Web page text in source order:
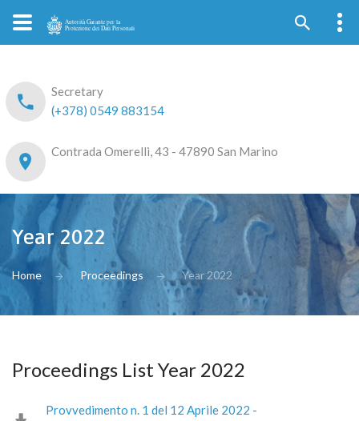
Secretary
(+378) 0549 883154
Contrada Omerelli, 43 - 47890 San Marino
Year 2022
Home Proceedings Year 2022
Proceedings List Year 2022
Provvedimento n. 1 del 12 Aprile 2022 -